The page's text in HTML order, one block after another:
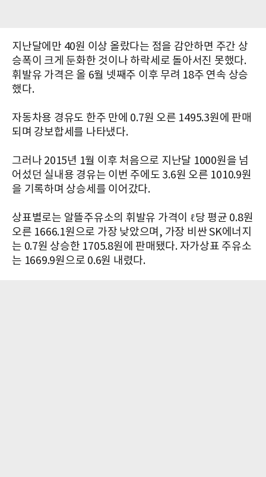
지난달에만 40원 이상 올랐다는 점을 감안하면 주간 상
승폭이 크게 둔화한 것이나 하락세로 돌아서진 못했다.
휘발유 가격은 올 6월 넷째주 이후 무려 18주 연속 상승
했다.
자동차용 경유도 한주 만에 0.7원 오른 1495.3원에 판매
되며 강보합세를 나타냈다.
그러나 2015년 1월 이후 처음으로 지난달 1000원을 넘
어섰던 실내용 경유는 이번 주에도 3.6원 오른 1010.9원
을 기록하며 상승세를 이어갔다.
상표별로는 알뜰주유소의 휘발유 가격이 ℓ당 평균 0.8원
오른 1666.1원으로 가장 낮았으며, 가장 비싼 SK에너지
는 0.7원 상승한 1705.8원에 판매됐다. 자가상표 주유소
는 1669.9원으로 0.6원 내렸다.